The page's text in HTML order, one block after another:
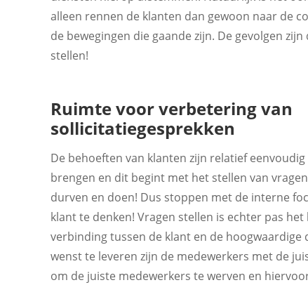
alleen rennen de klanten dan gewoon naar de
de bewegingen die gaande zijn. De gevolgen
stellen!
Ruimte voor verbetering van
sollicitatiegesprekken
De behoeften van klanten zijn relatief
brengen en dit begint met het stellen van
durven en doen! Dus stoppen met de interne
klant te denken! Vragen stellen is echter pas het
verbinding tussen de klant en de hoogwaardige
wenst te leveren zijn de medewerkers met de
om de juiste medewerkers te werven en